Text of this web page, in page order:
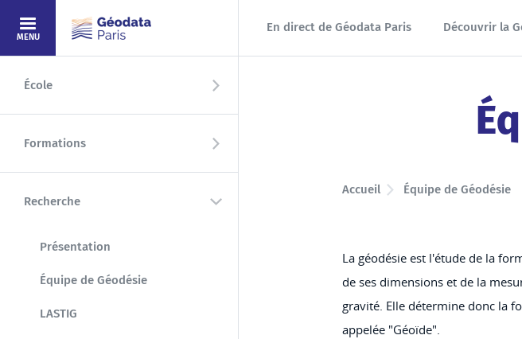
Aller au contenu principal
MENU
École
Formations
Recherche
Présentation
Équipe de Géodésie(page courante)
LASTIG
En direct de Géodata Paris Découvrir la
Accueil Équipe de Géodésie
La géodésie est l'étude de la
de ses dimensions et de la
gravité. Elle détermine donc la
appelée "Géoïde".